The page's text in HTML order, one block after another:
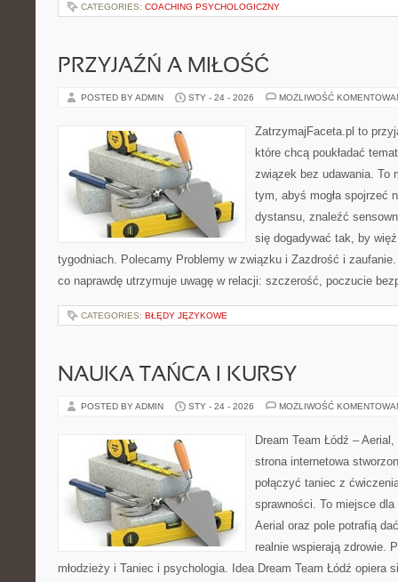
CATEGORIES: COACHING PSYCHOLOGICZNY
PRZYJAŹŃ A MIŁOŚĆ
POSTED BY ADMIN STY - 24 - 2026 MOŻLIWOŚĆ
ZatrzymajFaceta.pl to
które chcą poukładać
związek bez udawania. To
tym, abyś mogła spojrzeć
dystansu, znaleźć
się dogadywać tak, by
tygodniach. Polecamy Problemy w związku i Zazdrość i
co naprawdę utrzymuje uwagę w relacji: szczerość, poczucie
CATEGORIES: BŁĘDY JĘZYKOWE
NAUKA TAŃCA I KURSY
POSTED BY ADMIN STY - 24 - 2026 MOŻLIWOŚĆ
Dream Team Łódź –
strona internetowa
połączyć taniec z
sprawności. To miejsce
Aerial oraz pole potrafią
realnie wspierają zdrowie.
młodzieży i Taniec i psychologia. Idea Dream Team Łódź opiera